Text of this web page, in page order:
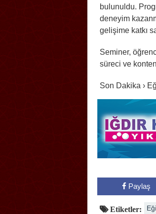
bulunuldu.
deneyim
gelişime katkı
Seminer,
süreci ve
Son Dakika ›
Paylaş
Etiketler: